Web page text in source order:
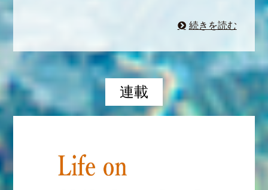
続きを読む
連載